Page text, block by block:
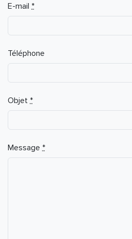
E-mail *
Téléphone
Objet *
Message *